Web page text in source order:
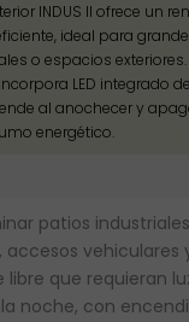
INDUS II ofrece un
ideal para
o espacios
LED integrado
al anochecer y
energético.
patios
vehiculares
libre que requieran
noche, con